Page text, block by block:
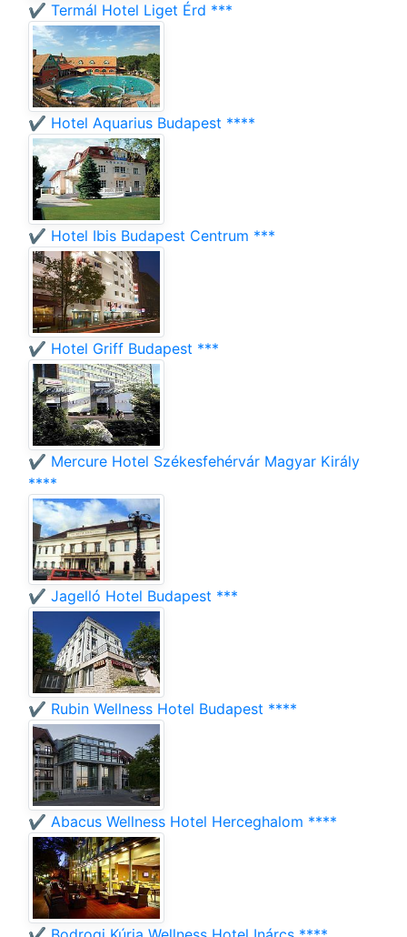
✔️ Termál Hotel Liget Érd ***
✔️ Hotel Aquarius Budapest ****
✔️ Hotel Ibis Budapest Centrum ***
✔️ Hotel Griff Budapest ***
✔️ Mercure Hotel Székesfehérvár Magyar Király
****
✔️ Jagelló Hotel Budapest ***
✔️ Rubin Wellness Hotel Budapest ****
✔️ Abacus Wellness Hotel Herceghalom ****